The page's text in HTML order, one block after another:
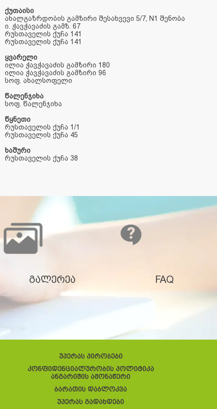
ქუთაისი
ახალგაზრდობის გამზირი შესახვევი 5/7, N1 შენობა
ი. ჭავჭავაძის გამზ. 67
რუსთაველის ქუჩა 141
რუსთაველის ქუჩა 141
ყვარელი
ილია ჭავჭავაძის გამზირი 180
ილია ჭავჭავაძის გამზირი 96
სოფ. ახალსოფელი
წალენჯიხა
სოფ. წალენჯიხა
წყნეთი
რუსთაველის ქუჩა 1/1
რუსთაველის ქუჩა 45
ხაშური
რუსთაველის ქუჩა 38
გალერეა FAQ
უპერას პირობები
კონფიდენციალურობის პოლიტიკა
ანგარიშის ამონაწერი
ბარათის დაბლოკვა
უპერას გადახდები